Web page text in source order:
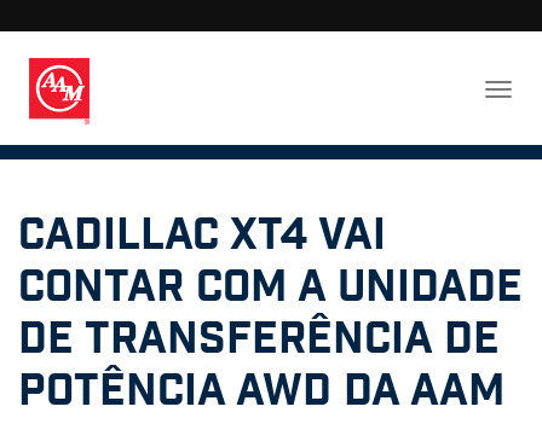
Cadillac XT4 vai
contar com a Unidade
de Transferência de
Potência AWD da AAM